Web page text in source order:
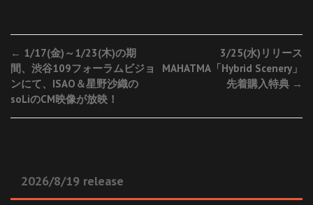
Post
navigation
← 1/17(金)～1/23(木)の期
間、渋谷109フォーラムビジョ
ンにて、ISAO＆星野沙織の
soLiのCM映像が放映！
3/25(水)リリース
MAHATMA「Hybrid Scenery」
先着購入特典 →
2026/8/19 release